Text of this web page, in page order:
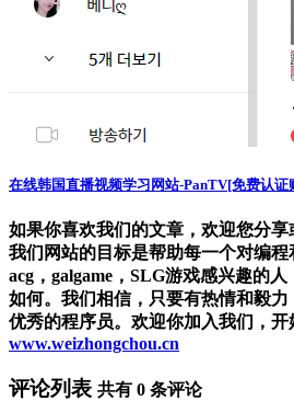
在线韩国直播视频学习网站-PanTV[免费认证
如果你喜欢我们的文章，欢迎您分享
我们网站的目标是帮助每一个对编
acg，galgame，SLG游戏感兴趣的
如何。我们相信，只要有热情和毅
优秀的程序员。欢迎你加入我们，开
www.weizhongchou.cn
评论列表 共有 0 条评论